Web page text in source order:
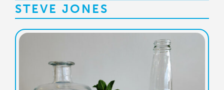
STEVE JONES